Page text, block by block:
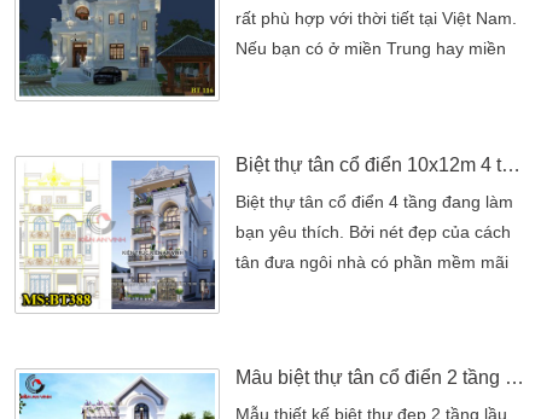
rất phù hợp với thời tiết tại Việt Nam.
Nếu bạn có ở miền Trung hay miền
Các mẫu thiết kế biệt thự tân cổ
điển rất phù hợp với thời tiết tại Việt
Nam. Nếu bạn có ở miền Trung hay
miền Nam […]
Biệt thự tân cổ điển 10x12m 4 tầng đẹp phong cách
Biệt thự tân cổ điển 4 tầng đang làm
bạn yêu thích. Bởi nét đẹp của cách
tân đưa ngôi nhà có phần mềm mãi
ngôi nhà đẹp chuẩn nét hơn. Gia đình
chị Hường trú quán tại Tân Bình, Hồ
Mẫu biệt thự tân cổ điển 2 tầng đẹp tại Dầu Tiếng – Bình Dương
Mẫu thiết kế biệt thự đẹp 2 tầng lầu